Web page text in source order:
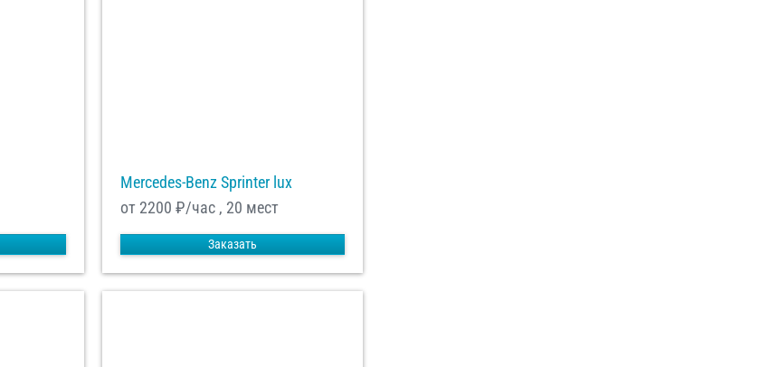
Mercedes-Benz Sprinter lux
от 2200 ₽/час , 20 мест
Заказать